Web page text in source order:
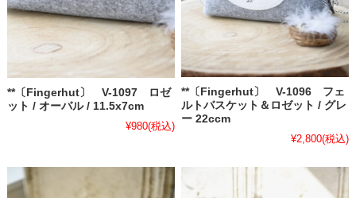
**〔Fingerhut〕 V-1097 ロゼ
ット / オーバル / 11.5x7cm
¥980(税込)
**〔Fingerhut〕 V-1096 フェ
ルトバスケット＆ロゼット / グレ
ー 22ccm
¥2,800(税込)